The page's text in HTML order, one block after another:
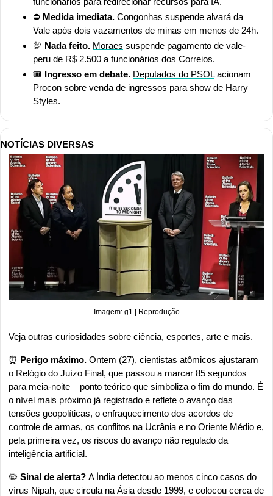
⛔ Medida imediata. Congonhas suspende alvará da
Vale após dois vazamentos de minas em menos de 24h.
🦃 Nada feito. Moraes suspende pagamento de vale-
peru de R$ 2.500 a funcionários dos Correios.
🎟️ Ingresso em debate. Deputados do PSOL acionam
Procon sobre venda de ingressos para show de Harry
Styles.
NOTÍCIAS DIVERSAS
Imagem: g1 | Reprodução
Veja outras curiosidades sobre ciência, esportes, arte e mais.
⏰ Perigo máximo. Ontem (27), cientistas atômicos ajustaram
o Relógio do Juízo Final, que passou a marcar 85 segundos
para meia-noite – ponto teórico que simboliza o fim do mundo. É
o nível mais próximo já registrado e reflete o avanço das
tensões geopolíticas, o enfraquecimento dos acordos de
controle de armas, os conflitos na Ucrânia e no Oriente Médio e,
pela primeira vez, os riscos do avanço não regulado da
inteligência artificial.
🦠 Sinal de alerta? A Índia detectou ao menos cinco casos do
vírus Nipah, que circula na Ásia desde 1999, e colocou cerca de